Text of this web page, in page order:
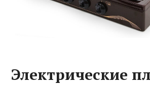
Электрические